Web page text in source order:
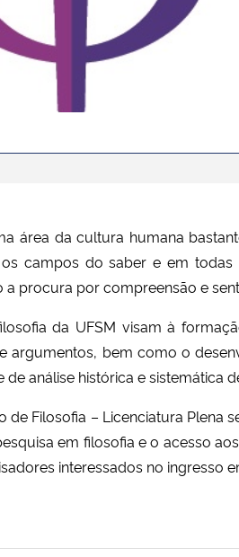
área da cultura humana
campos do saber e em
procura por compreensão e
da UFSM visam à
argumentos, bem como o
de análise histórica e sistemática
Filosofia – Licenciatura Plena
em filosofia e o acesso
interessados no ingresso